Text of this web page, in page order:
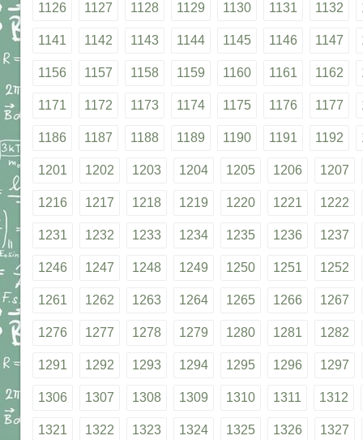
1126 1127 1128 1129 1130 1131 1132
1141 1142 1143 1144 1145 1146 1147
1156 1157 1158 1159 1160 1161 1162
1171 1172 1173 1174 1175 1176 1177
1186 1187 1188 1189 1190 1191 1192
1201 1202 1203 1204 1205 1206 1207
1216 1217 1218 1219 1220 1221 1222
1231 1232 1233 1234 1235 1236 1237
1246 1247 1248 1249 1250 1251 1252
1261 1262 1263 1264 1265 1266 1267
1276 1277 1278 1279 1280 1281 1282
1291 1292 1293 1294 1295 1296 1297
1306 1307 1308 1309 1310 1311 1312
1321 1322 1323 1324 1325 1326 1327